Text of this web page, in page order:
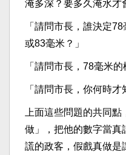
淹多深？要多久淹水才
「請問市長，誰決定
或83毫米？」
「請問市長，78毫米的
「請問市長，你何時才
上面這些問題的共同
做」，把他的數字當真
謊的政客，假戲真做是